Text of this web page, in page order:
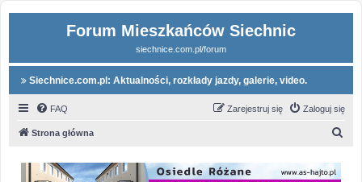
Forum Mieszkańców Siechnic
siechnice.com.pl/forum
Siechnice.com.pl: Aktualności, rozkłady jazdy, galerie, video.
FAQ Zaloguj się
Zarejestruj się
Strona główna